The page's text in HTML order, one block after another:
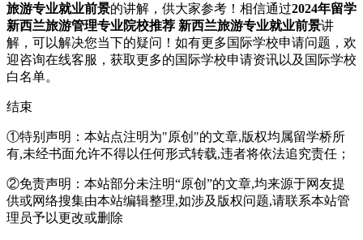
旅游专业就业前景的讲解，供大家参考！相信通过2024年留学
新西兰旅游管理专业院校推荐 新西兰旅游专业就业前景讲
解，可以解决您当下的疑问！如有更多国际学校申请问题，欢
迎咨询在线客服 ，获取更多的国际学校申请资讯以及国际学校
白名单。
结束
①特别声明：本站点注明为"原创"的文章,版权均属留学桥所
有,未经书面允许不得以任何形式转载,违者将依法追究责任；
②免责声明：本站部分未注明“原创”的文章,均来源于网友提
供或网络搜集由本站编辑整理,如涉及版权问题,请联系本站管
理员予以更改或删除